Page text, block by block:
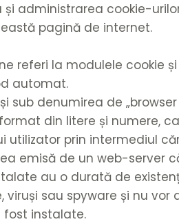
și administrarea cookie-
pagină de internet.
referi la modulele cookie
automat.
denumirea de „browser
din litere și numere,
prin intermediul
emisă de un web-server
au o durată de
sau spyware și nu
fost instalate.